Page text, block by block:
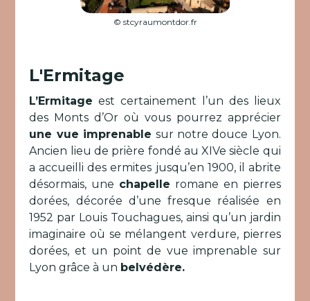
© stcyraumontdor.fr
L'Ermitage
L’Ermitage est certainement l’un des lieux
des Monts d’Or où vous pourrez apprécier
une vue imprenable sur notre douce Lyon.
Ancien lieu de prière fondé au XIVe siècle qui
a accueilli des ermites jusqu’en 1900, il abrite
désormais, une chapelle romane en pierres
dorées, décorée d’une fresque réalisée en
1952 par Louis Touchagues, ainsi qu’un jardin
imaginaire où se mélangent verdure, pierres
dorées, et un point de vue imprenable sur
Lyon grâce à un belvédère.